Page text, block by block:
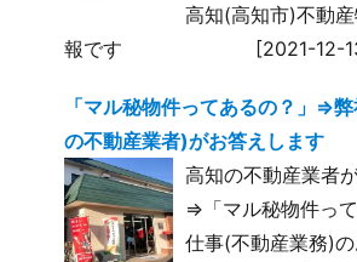
高知(高知市)不動
報です
[2021-12-
「マル秘物件ってあるの？」⇒
の不動産業者)がお答えします
高知の不動産業者
⇒「マル秘物件っ
仕事(不動産業務)